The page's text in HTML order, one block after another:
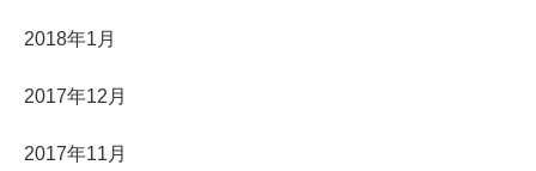
2018年1月
2017年12月
2017年11月